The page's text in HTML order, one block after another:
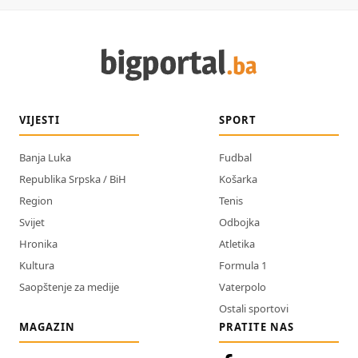
VIJESTI
Banja Luka
Republika Srpska / BiH
Region
Svijet
Hronika
Kultura
Saopštenje za medije
SPORT
Fudbal
Košarka
Tenis
Odbojka
Atletika
Formula 1
Vaterpolo
Ostali sportovi
MAGAZIN
PRATITE NAS